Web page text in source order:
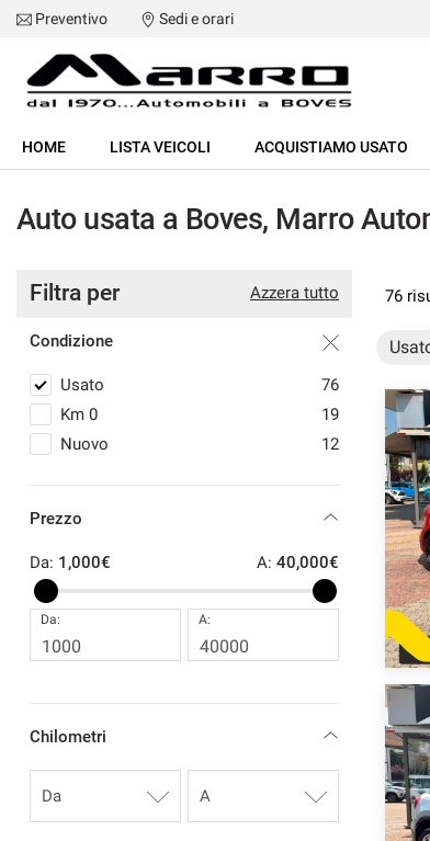
HOME
LISTA VEICOLI
ACQUISTIAMO USATO
NOLEGGIO
ASSISTENZA
SERVIZI
NEWS
AREA COMMERCIANTI
Preventivo Sedi e orari
HOME LISTA VEICOLI ACQUISTIAMO USATO
Auto usata a Boves, Marro
Azzera tutto
Filtra per
Condizione
Usato
76
Km 0
19
Nuovo
12
Prezzo
Da: 1,000€ A: 40,000€
Da: A:
Chilometri
76